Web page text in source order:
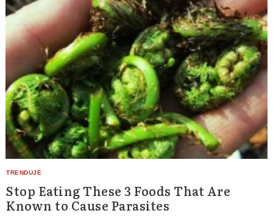
Stop Eating These 3 Foods That Are
Known to Cause Parasites